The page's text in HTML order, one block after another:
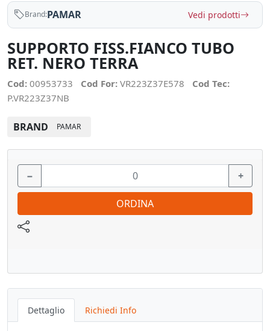
Brand:PAMAR Vedi prodotti
SUPPORTO FISS.FIANCO TUBO
RET. NERO TERRA
Cod: 00953733 Cod For: VR223Z37E578
Cod Tec:
P.VR223Z37NB
BRAND PAMAR
− +
ORDINA
Dettaglio Richiedi Info